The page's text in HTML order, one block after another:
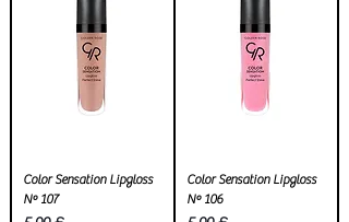
Color Sensation Lipgloss
Nº 107
Color Sensation Lipgloss
Nº 106